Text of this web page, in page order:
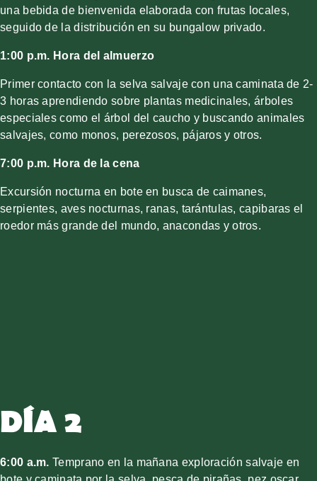
una bebida de bienvenida elaborada con frutas locales,
seguido de la distribución en su bungalow privado.
1:00 p.m. Hora del almuerzo
Primer contacto con la selva salvaje con una caminata de 2-
3 horas aprendiendo sobre plantas medicinales, árboles
especiales como el árbol del caucho y buscando animales
salvajes, como monos, perezosos, pájaros y otros.
7:00 p.m. Hora de la cena
Excursión nocturna en bote en busca de caimanes,
serpientes, aves nocturnas, ranas, tarántulas, capibaras el
roedor más grande del mundo, anacondas y otros.
DÍA 2
6:00 a.m. Temprano en la mañana exploración salvaje en